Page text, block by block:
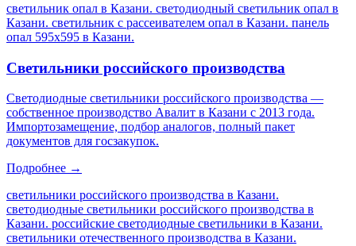
светильник опал в Казани. светодиодный светильник опал в
Казани. светильник с рассеивателем опал в Казани. панель
опал 595х595 в Казани.
Светильники российского производства
Светодиодные светильники российского производства —
собственное производство Авалит в Казани с 2013 года.
Импортозамещение, подбор аналогов, полный пакет
документов для госзакупок.
Подробнее →
светильники российского производства в Казани.
светодиодные светильники российского производства в
Казани. российские светодиодные светильники в Казани.
светильники отечественного производства в Казани.